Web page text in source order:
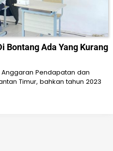
Bontang Ada Yang Kurang
Anggaran Pendapatan dan
Timur, bahkan tahun 2023